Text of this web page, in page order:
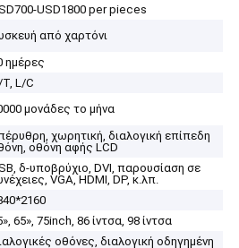
USD1800 per pieces
από χαρτόνι
ημέρες
L/C
μονάδες το μήνα
χωρητική, διαλογική επίπεδη
οθόνη αφής LCD
δ-υποβρύχιο, DVI, παρουσίαση σε
VGA, HDMI, DP, κ.λπ.
65», 75inch, 86 ίντσα, 98 ίντσα
οθόνες, διαλογική οδηγημένη